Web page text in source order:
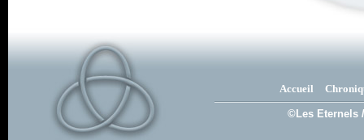
Accueil
©Les Eternels